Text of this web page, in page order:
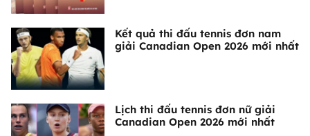
Kết quả thi đấu tennis đơn nam
giải Canadian Open 2026 mới nhất
Lịch thi đấu tennis đơn nữ giải
Canadian Open 2026 mới nhất